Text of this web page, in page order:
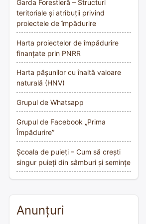
Garda Forestieră – Structuri
teritoriale și atribuții privind
proiectele de împădurire
Harta proiectelor de împădurire
finanțate prin PNRR
Harta pășunilor cu înaltă valoare
naturală (HNV)
Grupul de Whatsapp
Grupul de Facebook „Prima
Împădurire”
Școala de puieți – Cum să crești
singur puieți din sâmburi și semințe
Anunțuri